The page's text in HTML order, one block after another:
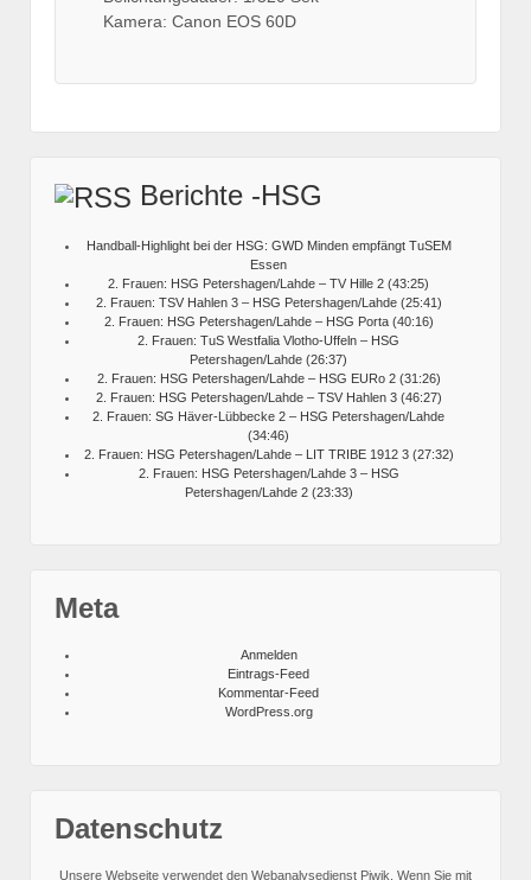
Kamera: Canon EOS 60D
Berichte -HSG
Handball-Highlight bei der HSG: GWD Minden empfängt TuSEM
Essen
2. Frauen: HSG Petershagen/Lahde – TV Hille 2 (43:25)
2. Frauen: TSV Hahlen 3 – HSG Petershagen/Lahde (25:41)
2. Frauen: HSG Petershagen/Lahde – HSG Porta (40:16)
2. Frauen: TuS Westfalia Vlotho-Uffeln – HSG
Petershagen/Lahde (26:37)
2. Frauen: HSG Petershagen/Lahde – HSG EURo 2 (31:26)
2. Frauen: HSG Petershagen/Lahde – TSV Hahlen 3 (46:27)
2. Frauen: SG Häver-Lübbecke 2 – HSG Petershagen/Lahde
(34:46)
2. Frauen: HSG Petershagen/Lahde – LIT TRIBE 1912 3 (27:32)
2. Frauen: HSG Petershagen/Lahde 3 – HSG
Petershagen/Lahde 2 (23:33)
Meta
Anmelden
Eintrags-Feed
Kommentar-Feed
WordPress.org
Datenschutz
Unsere Webseite verwendet den Webanalysedienst Piwik. Wenn Sie mit